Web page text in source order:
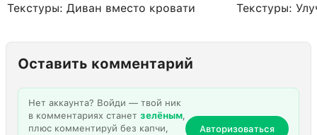
Текстуры: Диван вместо кровати Текстуры:
Оставить комментарий
Нет аккаунта? Войди — твой ник
в комментариях станет зелёным,
плюс комментируй без капчи,
Авторизоваться